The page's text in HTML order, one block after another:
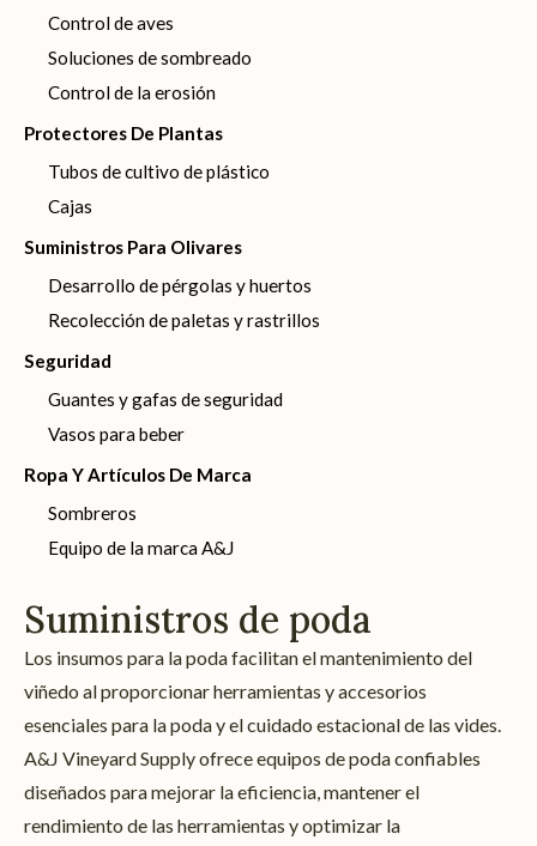
Control de aves
Soluciones de sombreado
Control de la erosión
Protectores De Plantas
Tubos de cultivo de plástico
Cajas
Suministros Para Olivares
Desarrollo de pérgolas y huertos
Recolección de paletas y rastrillos
Seguridad
Guantes y gafas de seguridad
Vasos para beber
Ropa Y Artículos De Marca
Sombreros
Equipo de la marca A&J
Suministros de poda
Los insumos para la poda facilitan el mantenimiento del
viñedo al proporcionar herramientas y accesorios
esenciales para la poda y el cuidado estacional de las vides.
A&J Vineyard Supply ofrece equipos de poda confiables
diseñados para mejorar la eficiencia, mantener el
rendimiento de las herramientas y optimizar la